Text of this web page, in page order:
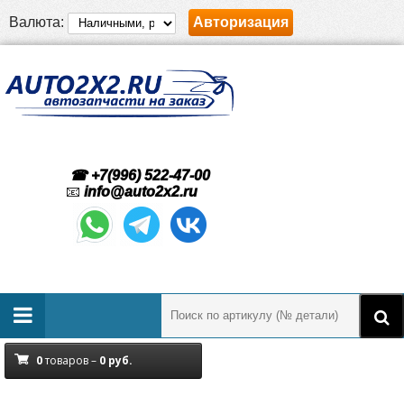
Валюта: Авторизация
☎ +7(996) 522-47-00
📧 info@auto2x2.ru
0товаров – 0 руб.